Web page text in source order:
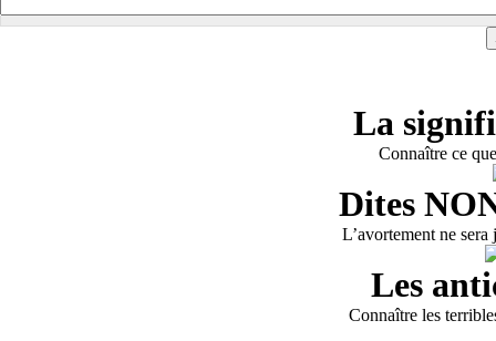
La
Connaître ce
Dites
L’avortement ne
Les
Connaître les